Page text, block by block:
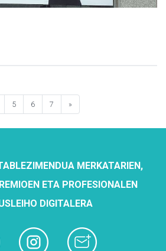
5 6 7 »
MERKATARIEN,
ETA PROFESIONALEN
DIGITALERA